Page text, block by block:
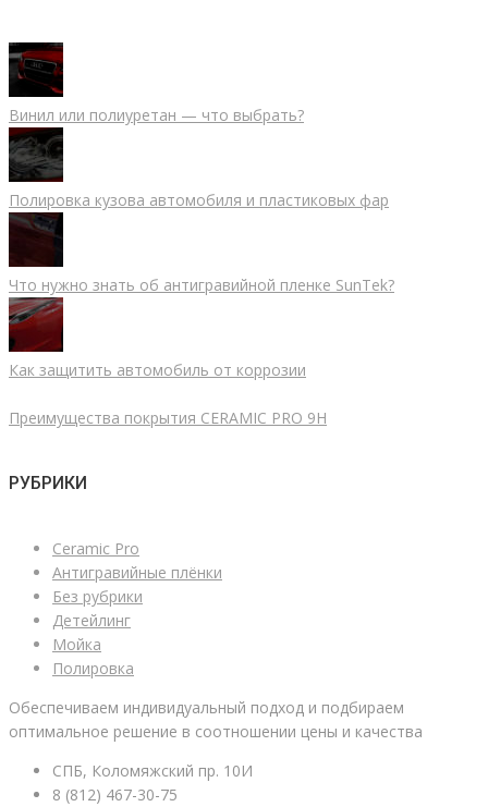
Винил или полиуретан — что выбрать?
Полировка кузова автомобиля и пластиковых фар
Что нужно знать об антигравийной пленке SunTek?
Как защитить автомобиль от коррозии
Преимущества покрытия CERAMIC PRO 9H
РУБРИКИ
Ceramic Pro
Антигравийные плёнки
Без рубрики
Детейлинг
Мойка
Полировка
Обеспечиваем индивидуальный подход и подбираем
оптимальное решение в соотношении цены и качества
СПБ, Коломяжский пр. 10И
8 (812) 467-30-75